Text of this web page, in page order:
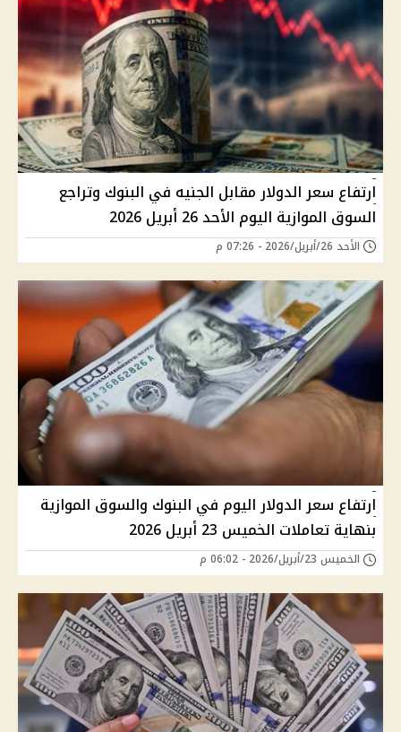
ارتفاع سعر الدولار مقابل الجنيه في البنوك وتراجع
السوق الموازية اليوم الأحد 26 أبريل 2026
الأحد 26/أبريل/2026 - 07:26 م
ارتفاع سعر الدولار اليوم في البنوك والسوق الموازية
بنهاية تعاملات الخميس 23 أبريل 2026
الخميس 23/أبريل/2026 - 06:02 م